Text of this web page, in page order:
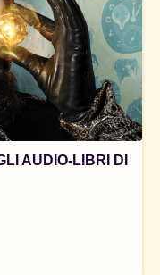
AUDIO-LIBRI DI